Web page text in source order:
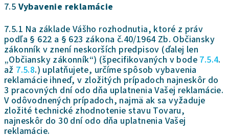
7.5 Vybavenie reklamácie
7.5.1 Na základe Vášho rozhodnutia, ktoré z práv
podľa § 622 a § 623 zákona č.40/1964 Zb. Občiansky
zákonník v znení neskorších predpisov (ďalej len
„Občiansky zákonník“) (špecifikovaných v bode 7.5.4.
až 7.5.8.) uplatňujete, určíme spôsob vybavenia
reklamácie ihneď, v zložitých prípadoch najneskôr do
3 pracovných dní odo dňa uplatnenia Vašej reklamácie.
V odôvodnených prípadoch, najmä ak sa vyžaduje
zložité technické zhodnotenie stavu Tovaru,
najneskôr do 30 dní odo dňa uplatnenia Vašej
reklamácie.